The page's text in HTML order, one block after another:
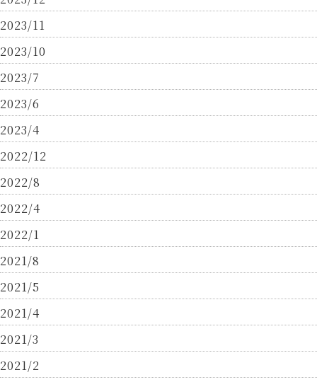
2023/11
2023/10
2023/7
2023/6
2023/4
2022/12
2022/8
2022/4
2022/1
2021/8
2021/5
2021/4
2021/3
2021/2